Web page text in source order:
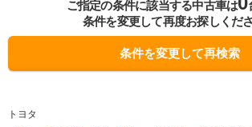
ご指定の条件に該当する中古車は
条件を変更して再度お探しくださ
条件を変更して再検索
トヨタ